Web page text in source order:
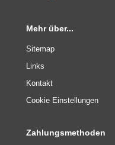
Mehr über...
Sitemap
Links
Kontakt
Cookie Einstellungen
Zahlungsmethoden